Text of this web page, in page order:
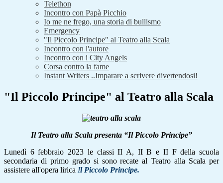
Telethon
Incontro con Papà Picchio
Io me ne frego, una storia di bullismo
Emergency
"Il Piccolo Principe" al Teatro alla Scala
Incontro con l'autore
Incontro con i City Angels
Corsa contro la fame
Instant Writers ..Imparare a scrivere divertendosi!
"Il Piccolo Principe" al Teatro alla Scala
Il Teatro alla Scala presenta “Il Piccolo Principe”
Lunedì 6 febbraio 2023 le classi II A, II B e II F della scuola
secondaria di primo grado si sono recate al Teatro alla Scala per
assistere all'opera lirica Il Piccolo Principe.